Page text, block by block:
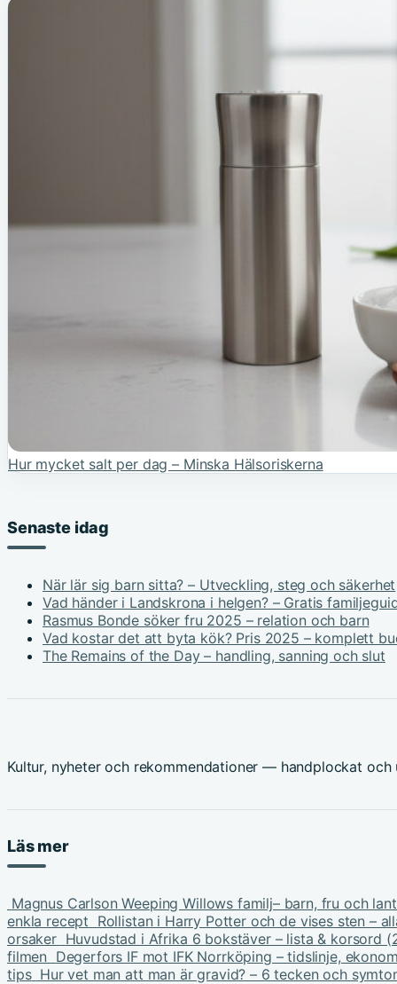
Hur mycket salt per dag – Minska Hälsoriskerna
Senaste idag
När lär sig barn sitta? – Utveckling, steg och säkerhet
Vad händer i Landskrona i helgen? – Gratis
Rasmus Bonde söker fru 2025 – relation och barn
Vad kostar det att byta kök? Pris 2025 – komplett
The Remains of the Day – handling, sanning och slut
Kultur, nyheter och rekommendationer — handplockat
Läs mer
Magnus Carlson Weeping Willows familj– barn, fru och
enkla recept Rollistan i Harry Potter och de vises sten –
orsaker Huvudstad i Afrika 6 bokstäver – lista & korsord
filmen Degerfors IF mot IFK Norrköping – tidslinje,
tips Hur vet man att man är gravid? – 6 tecken och